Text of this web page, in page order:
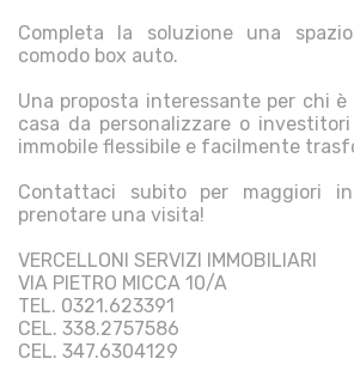
Completa la soluzione una
comodo box auto.
Una proposta interessante per chi
casa da personalizzare o
immobile flessibile e facilmente
Contattaci subito per maggiori
prenotare una visita!
VERCELLONI SERVIZI IMMOBILIARI
VIA PIETRO MICCA 10/A
TEL. 0321.623391
CEL. 338.2757586
CEL. 347.6304129